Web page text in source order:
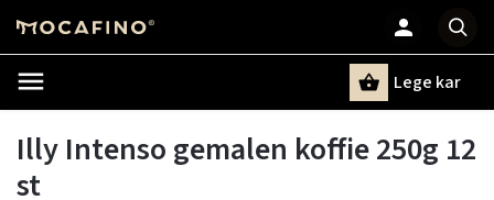
Lege kar
Illy Intenso gemalen koffie 250g 12
st